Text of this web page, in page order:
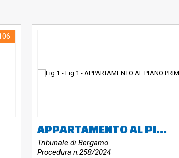
APPARTAMENTO AL PIANO PRIMO CON SOTTOTETTO
Tribunale di Bergamo
Procedura n.258/2024